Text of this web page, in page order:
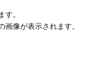
。
画像が表示されます。